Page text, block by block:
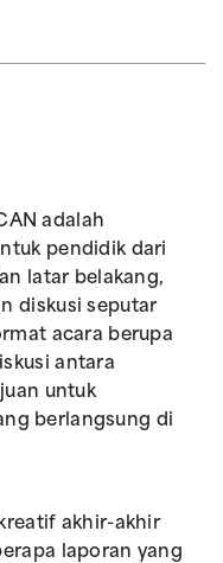
adalah
pendidik dari
latar belakang,
diskusi seputar
acara berupa
antara
untuk
berlangsung di
akhir-akhir
laporan yang